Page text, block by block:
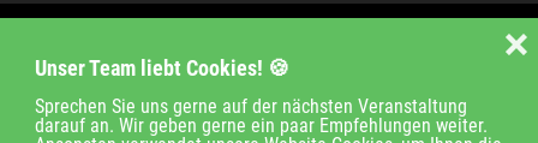
Unser Team liebt Cookies! 🍪
Sprechen Sie uns gerne auf der nächsten Veranstaltung
darauf an. Wir geben gerne ein paar Empfehlungen weiter.
❌
Unternehmen
Jobs Kontakt
Impressum